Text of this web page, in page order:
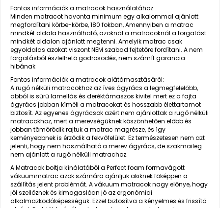
Fontos információk a matracok használatához:
Minden matracot havonta minimum egy alkalommal ajánlott
megfordítani körbe-körbe, 180 fokban, Amennyiben a matrac
mindkét oldala használható, azoknál a matracoknál a forgatást
mindkét oldalon ajánlott megtenni. Amelyik matrac csak
egyoldalas azokat viszont NEM szabad fejtetőre fordítani. A nem
forgatásból észlelhető gödrösödés, nem számít garancia
hibának
Fontos információk a matracok alátámasztásáról:
A rugó nélküli matracokhoz az íves ágyrács a legmegfelelőbb,
abból is sűrű lamellás és deréktámaszos kivitel mert ez a fajta
ágyrács jobban kíméli a matracokat és hosszabb élettartamot
biztosít. Az egyenes ágyrácsok azért nem ajánlottak a rugó nélküli
matracokhoz, mert a merevségüknek köszönhetően előbb és
jobban tömörödik rajtuk a matrac magrésze, és így
keményebbnek is érződik a fekvőfelület. Ez természetesen nem azt
jelenti, hogy nem használható a merev ágyrács, de szakmaileg
nem ajánlott a rugó nélküli matrachoz.
A Matracok boltja kínálatából a Perfect foam formavágott
vákuummatrac azok számára ajánljuk akiknek főképpen a
szállítás jelent problémát. A vákuum matracok nagy előnye, hogy
jól szellőznek és kimagaslóan jó az ergonómiai
alkalmazkodóképességük. Ezzel biztosítva a kényelmes és frissítő